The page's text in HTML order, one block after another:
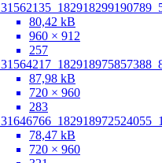
80,42 kB
960 × 912
257
87,98 kB
720 × 960
283
78,47 kB
720 × 960